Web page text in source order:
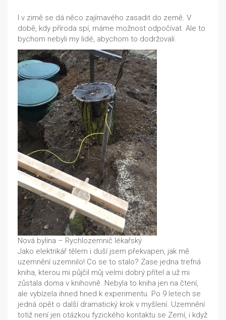
I v zimě se dá něco zajímavého zasadit do země. V
době, kdy příroda spí, máme možnost odpočívat. Ale to
bychom nebyli my lidé, abychom to dodržovali.
Nová bylina – Rychlozemnič lékařský
Jako elektrikář tělem i duší jsem překvapen, jak mě
uzemnění uzemnilo! Co se to stalo? Zase jedna trefná
kniha, kterou mi půjčil můj velmi dobrý přítel a už mi
zůstala doma v knihovně. Nebyla to kniha jen na čtení,
ale vybízela ihned hned k experimentu. Po 9 letech se
jedná opět o další dramatický krok v myšlení. Uzemnění
totiž není jen otázkou fyzického kontaktu se Zemí, i když